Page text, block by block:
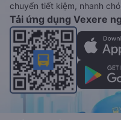
chuyển tiết kiệm, nhanh
Tải ứng dụng Vexere